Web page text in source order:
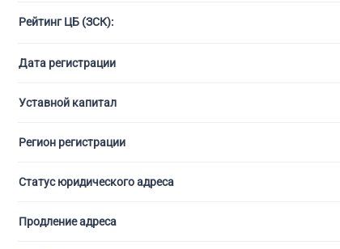
Рейтинг ЦБ (ЗСК):
Дата регистрации
Уставной капитал
Регион регистрации
Статус юридического адреса
Продление адреса